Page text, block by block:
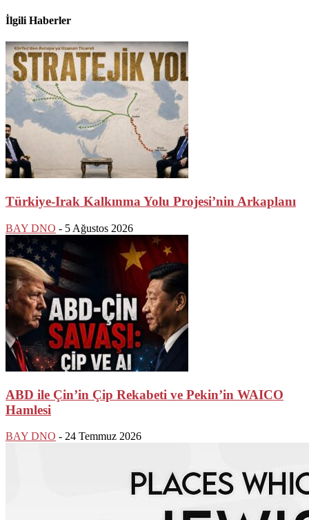
İlgili Haberler
Türkiye-Irak Kalkınma Yolu Projesi’nin Arkaplanı
BAY DNO - 5 Ağustos 2026
ABD ile Çin’in Çip Rekabeti ve Pekin’in WAICO
Hamlesi
BAY DNO - 24 Temmuz 2026